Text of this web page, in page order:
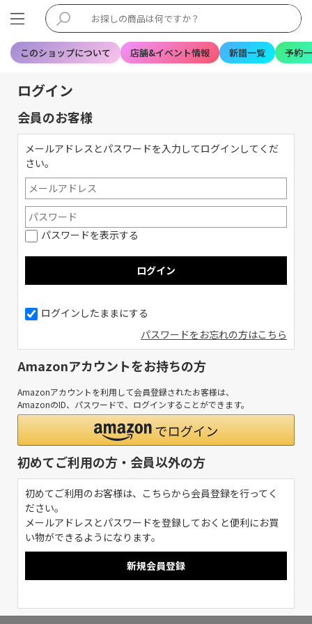
このショップについて 店舗&イベント情報 新譜一覧 予約
ログイン
会員のお客様
メールアドレスとパスワードを入力してログインしてくだ
さい。
パスワードを表示する
ログインしたままにする
パスワードをお忘れの方はこちら
Amazonアカウントをお持ちの方
Amazonアカウントを利用して会員登録されたお客様は、
AmazonのID、パスワードで、ログインすることができます。
初めてご利用の方・会員以外の方
初めてご利用のお客様は、こちらから会員登録を行ってく
ださい。
メールアドレスとパスワードを登録しておくと便利にお買
い物ができるようになります。